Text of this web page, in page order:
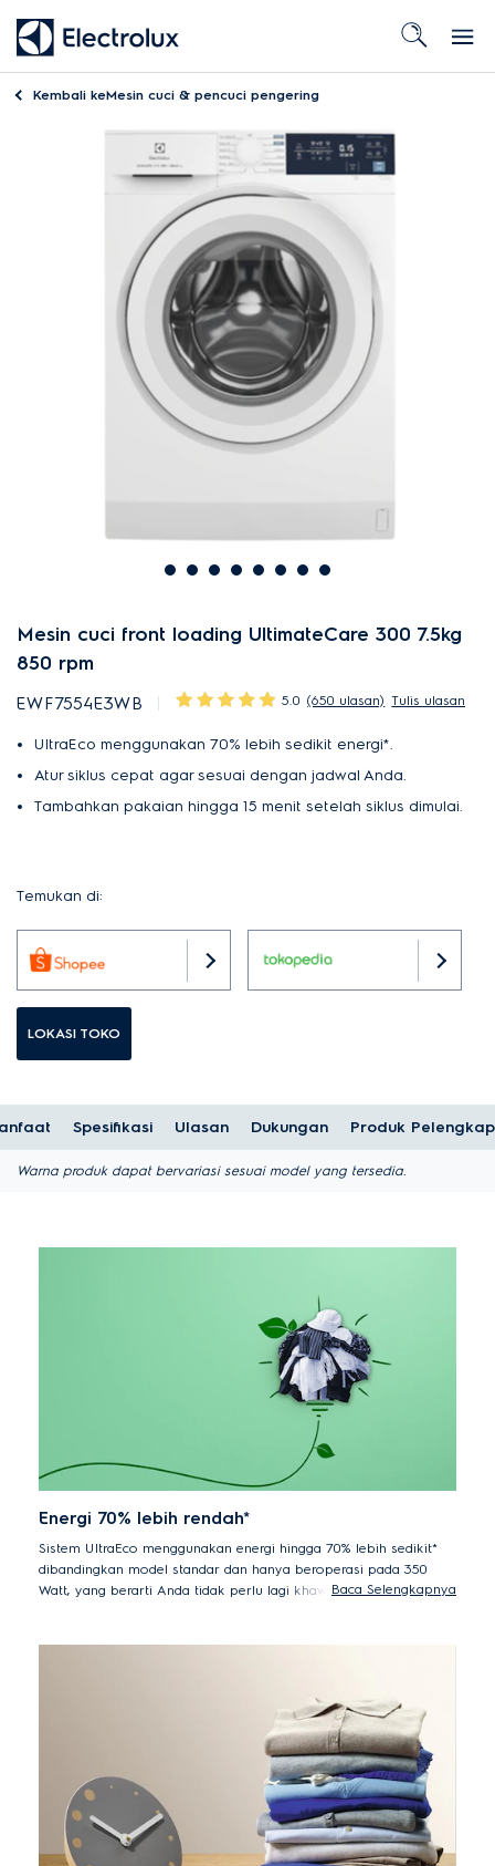
Kembali keMesin cuci & pencuci pengering
Mesin cuci front loading UltimateCare 300 7.5kg
850 rpm
EWF7554E3WB 5.0 (650 ulasan) Tulis ulasan
UltraEco menggunakan 70% lebih sedikit energi*.
Atur siklus cepat agar sesuai dengan jadwal Anda.
Tambahkan pakaian hingga 15 menit setelah siklus dimulai.
Temukan di:
LOKASI TOKO
Spesifikasi Ulasan Dukungan Produk Pelengkap
Warna produk dapat bervariasi sesuai model yang tersedia.
Energi 70% lebih rendah*
Sistem UltraEco menggunakan energi hingga 70% lebih sedikit*
dibandingkan model standar dan hanya beroperasi pada 350
Watt, yang berarti Anda tidak perlu lagi khawatir tentang
*70% lebih rendah konsumsi energi EWF85747 vs model
Baca Selengkapnya